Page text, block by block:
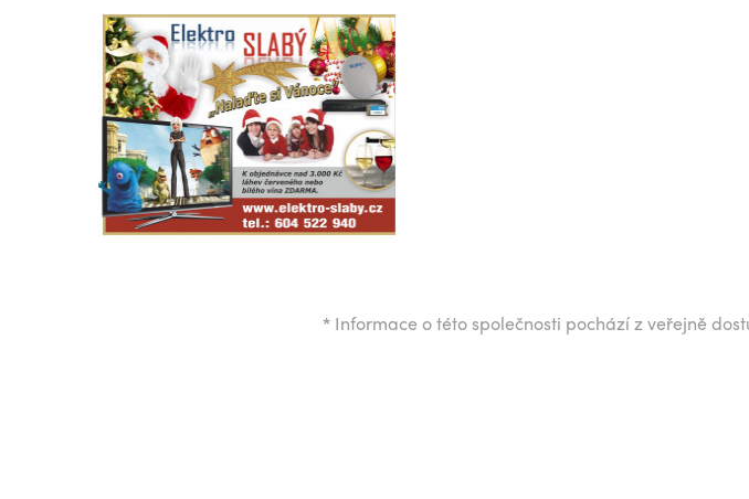
* Informace o této společnosti pochází z veřejně